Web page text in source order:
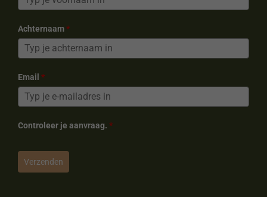
Achternaam*
Email *
Controleer je aanvraag. *
Verzenden